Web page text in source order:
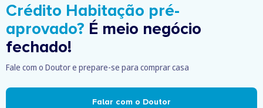
Crédito Habitação pré-
aprovado? É meio negócio
fechado!
Fale com o Doutor e prepare-se para comprar casa
Falar com o Doutor